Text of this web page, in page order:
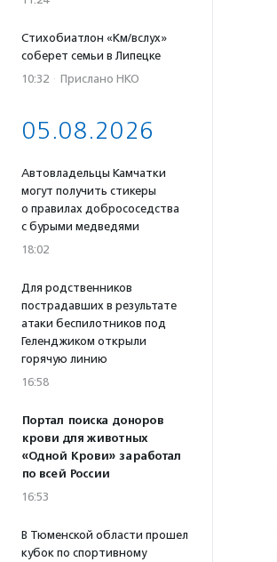
Стихобиатлон «Км/вслух»
соберет семьи в Липецке
10:32 · Прислано НКО
05.08.2026
Автовладельцы Камчатки
могут получить стикеры
о правилах добрососедства
с бурыми медведями
18:02
Для родственников
пострадавших в результате
атаки беспилотников под
Геленджиком открыли
горячую линию
16:58
Портал поиска доноров
крови для животных
«Одной Крови» заработал
по всей России
16:53
В Тюменской области прошел
кубок по спортивному